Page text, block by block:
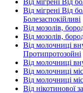
Від мігрені Від
Болезаспокійливі
Від мозолів,
Від мозолів,
Від молочниці
Протипротозойні
Від молочниці
Від молочниці
Від молочниці
Від нікотинової